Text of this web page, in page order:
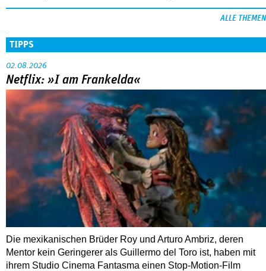
ALLE THEMEN
TIPPS
02.08.2026
Netflix: »I am Frankelda«
Die mexikanischen Brüder Roy und Arturo Ambriz, deren
Mentor kein Geringerer als Guillermo del Toro ist, haben mit
ihrem Studio Cinema Fantasma einen Stop-Motion-Film